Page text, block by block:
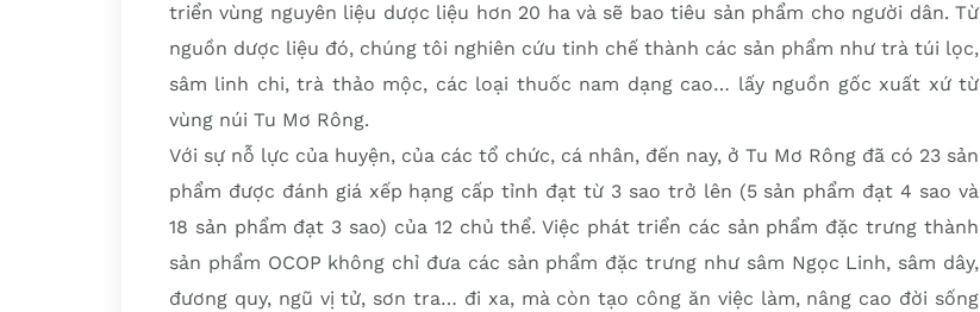
triển vùng nguyên liệu dược liệu hơn 20 ha và sẽ bao tiêu sản phẩm cho người dân. Từ
nguồn dược liệu đó, chúng tôi nghiên cứu tinh chế thành các sản phẩm như trà túi lọc,
sâm linh chi, trà thảo mộc, các loại thuốc nam dạng cao… lấy nguồn gốc xuất xứ từ
vùng núi Tu Mơ Rông.
Với sự nỗ lực của huyện, của các tổ chức, cá nhân, đến nay, ở Tu Mơ Rông đã có 23 sản
phẩm được đánh giá xếp hạng cấp tỉnh đạt từ 3 sao trở lên (5 sản phẩm đạt 4 sao và
18 sản phẩm đạt 3 sao) của 12 chủ thể. Việc phát triển các sản phẩm đặc trưng thành
sản phẩm OCOP không chỉ đưa các sản phẩm đặc trưng như sâm Ngọc Linh, sâm dây,
đương quy, ngũ vị tử, sơn tra… đi xa, mà còn tạo công ăn việc làm, nâng cao đời sống